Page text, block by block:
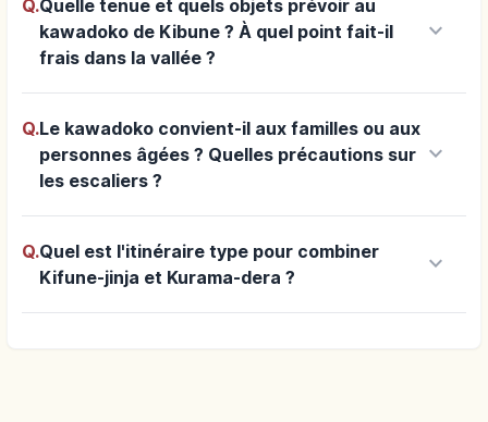
Q.Quelle tenue et quels objets prévoir au
kawadoko de Kibune ? À quel point fait-il
frais dans la vallée ?
keyboard_arrow_down
Q.Le kawadoko convient-il aux familles ou aux
personnes âgées ? Quelles précautions sur
les escaliers ?
keyboard_arrow_down
Q.Quel est l'itinéraire type pour combiner
Kifune-jinja et Kurama-dera ?
keyboard_arrow_down